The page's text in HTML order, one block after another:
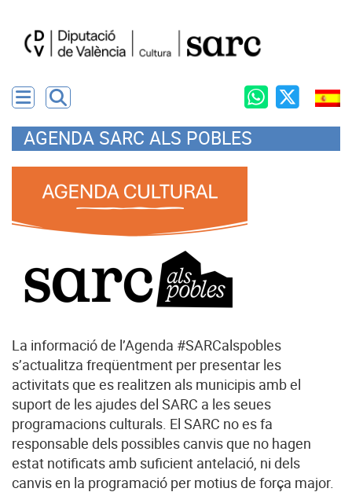
AGENDA SARC ALS POBLES
La informació de l’Agenda #SARCalspobles
s’actualitza freqüentment per presentar les
activitats que es realitzen als municipis amb el
suport de les ajudes del SARC a les seues
programacions culturals. El SARC no es fa
responsable dels possibles canvis que no hagen
estat notificats amb suficient antelació, ni dels
canvis en la programació per motius de força major.